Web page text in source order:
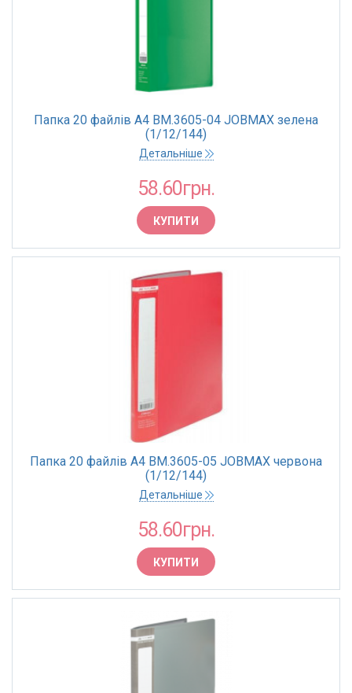
Папка 20 файлів А4 BM.3605-04 JOBMAX зелена
(1/12/144)
Детальніше
58.60грн.
КУПИТИ
Папка 20 файлів А4 BM.3605-05 JOBMAX червона
(1/12/144)
Детальніше
58.60грн.
КУПИТИ